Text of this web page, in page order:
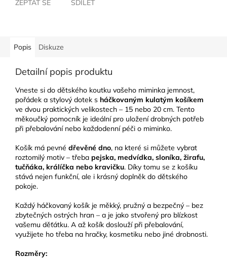
ZEPTAT SE SDÍLET
Popis Diskuze
Detailní popis produktu
Vneste si do dětského koutku vašeho miminka jemnost,
pořádek a stylový dotek s háčkovaným kulatým košíkem
ve dvou praktických velikostech – 15 nebo 20 cm. Tento
měkoučký pomocník je ideální pro uložení drobných potřeb
při přebalování nebo každodenní péči o miminko.
Košík má pevné dřevěné dno, na které si můžete vybrat
roztomilý motiv – třeba pejska, medvídka, sloníka, žirafu,
tučňáka, králíčka nebo kravičku. Díky tomu se z košíku
stává nejen funkční, ale i krásný doplněk do dětského
pokoje.
Každý háčkovaný košík je měkký, pružný a bezpečný – bez
zbytečných ostrých hran – a je jako stvořený pro blízkost
vašemu děťátku. A až košík doslouží při přebalování,
využijete ho třeba na hračky, kosmetiku nebo jiné drobnosti.
Rozměry: